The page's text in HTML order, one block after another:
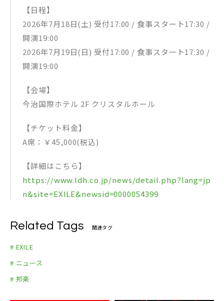
【日程】
2026年7月18日(土) 受付17:00 / 食事スタート17:30 /
開演19:00
2026年7月19日(日) 受付17:00 / 食事スタート17:30 /
開演19:00
【会場】
今治国際ホテル 2F クリスタルホール
【チケット料金】
A席：￥45,000(税込)
【詳細はこちら】
https://www.ldh.co.jp/news/detail.php?lang=jp
n&site=EXILE&newsid=0000054399
Related Tags 関連タグ
# EXILE
# ニュース
# 邦楽